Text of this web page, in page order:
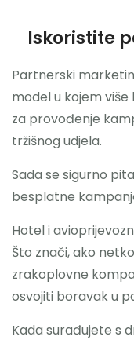
Iskoristite
Partnerski
model u kojem više
za provođenje
tržišnog udjela.
Sada se sigurno
besplatne
Hotel i
Što znači, ako
zrakoplovne
osvojiti boravak u
Kada surađujete s